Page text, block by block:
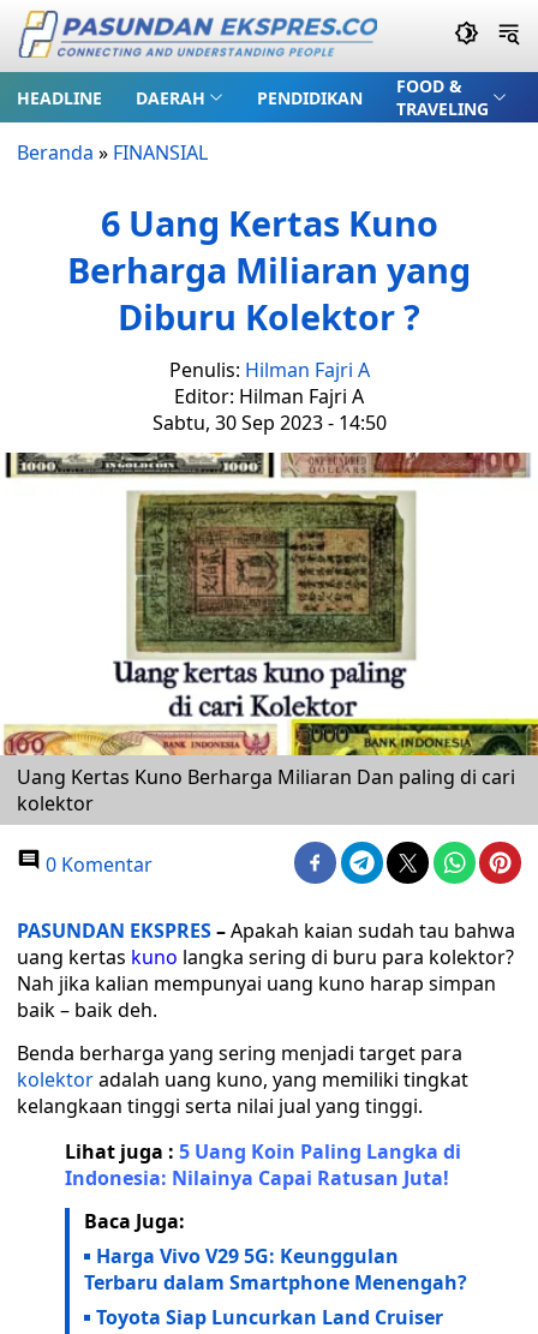
HEADLINE DAERAH PENDIDIKAN
FOOD &
TRAVELING
Beranda » FINANSIAL
6 Uang Kertas Kuno
Berharga Miliaran yang
Diburu Kolektor ?
Penulis: Hilman Fajri A
Editor: Hilman Fajri A
Sabtu, 30 Sep 2023 - 14:50
Uang Kertas Kuno Berharga Miliaran Dan paling di cari
kolektor
0 Komentar
PASUNDAN EKSPRES–Apakah kaian sudah tau bahwa
uang kertas kuno langka sering di buru para kolektor?
Nah jika kalian mempunyai uang kuno harap simpan
baik – baik deh.
Benda berharga yang sering menjadi target para
kolektoradalah uang kuno, yang memiliki tingkat
kelangkaan tinggi serta nilai jual yang tinggi.
Lihat juga : 5 Uang Koin Paling Langka di
Indonesia: Nilainya Capai Ratusan Juta!
Baca Juga:
Harga Vivo V29 5G: Keunggulan
Terbaru dalam Smartphone Menengah?
Toyota Siap Luncurkan Land Cruiser